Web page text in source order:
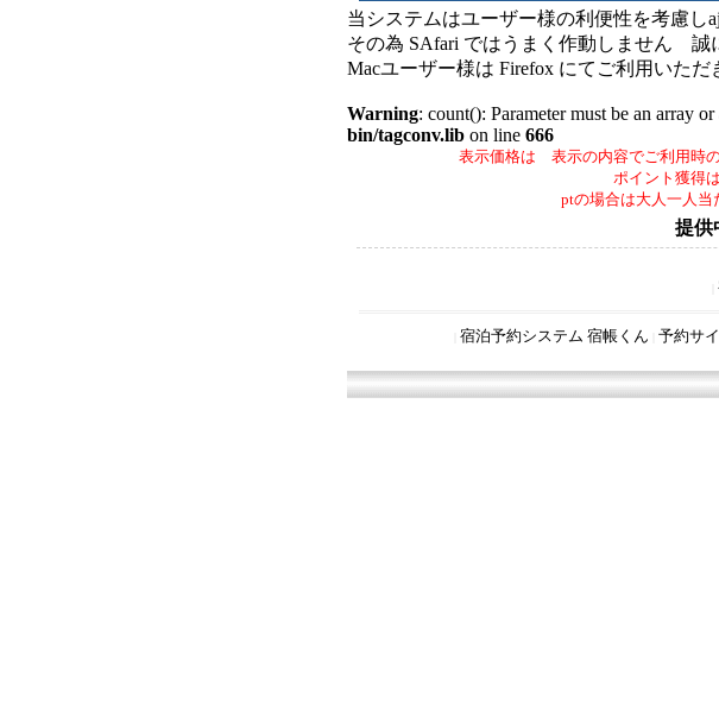
当システムはユーザー様の利便性を考慮し
その為 SAfari ではうまく作動しません 誠
Macユーザー様は Firefox にてご利用いた
Warning: count(): Parameter must be an array
bin/tagconv.lib on line 666
表示価格は 表示の内容でご利用時
ポイント獲得
ptの場合は大人一人
提供
宿泊予約システム 宿帳くん 予約サ